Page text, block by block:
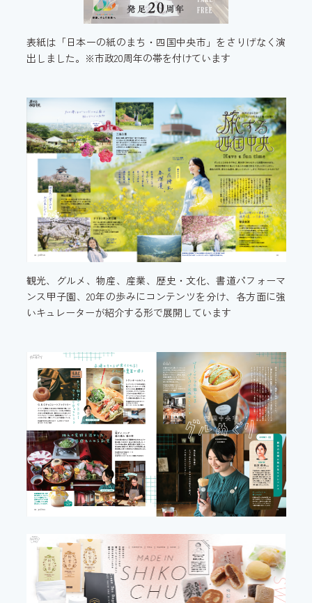
表紙は「日本一の紙のまち・四国中央市」をさりげなく演
出しました。※市政20周年の帯を付けています
観光、グルメ、物産、産業、歴史・文化、書道パフォーマ
ンス甲子園、20年の歩みにコンテンツを分け、各方面に強
いキュレーターが紹介する形で展開しています